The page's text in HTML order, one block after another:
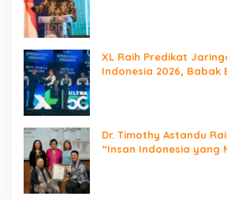
XL Raih Predikat
Indonesia 2026, Babak
Dr. Timothy Astandu
“Insan Indonesia yang